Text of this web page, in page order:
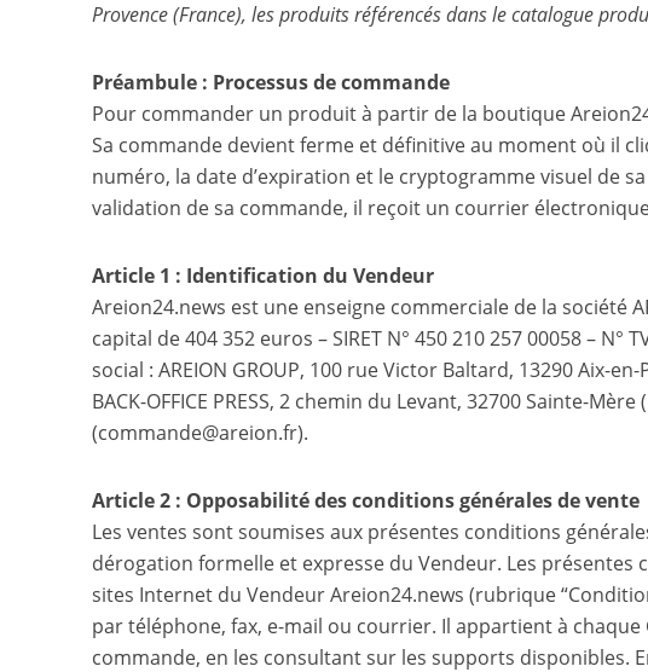
Provence (France), les produits référencés dans le catalogue
Préambule : Processus de commande
Pour commander un produit à partir de la boutique
Sa commande devient ferme et définitive au moment où il
numéro, la date d’expiration et le cryptogramme visuel de
validation de sa commande, il reçoit un courrier
Article 1 : Identification du Vendeur
Areion24​.news est une enseigne commerciale de la société
capital de 404 352 euros – SIRET N° 450 210 257 00058 – N°
social : AREION GROUP, 100 rue Victor Baltard, 13290 Aix-
BACK-OFFICE PRESS, 2 chemin du Levant, 32700 Sainte-Mère
(commande@areion.fr).
Article 2 : Opposabilité des conditions générales de vente
Les ventes sont soumises aux présentes conditions
dérogation formelle et expresse du Vendeur. Les
sites Internet du Vendeur Areion24​.news (rubrique
par téléphone, fax, e-mail ou courrier. Il appartient à
commande, en les consultant sur les supports disponibles.